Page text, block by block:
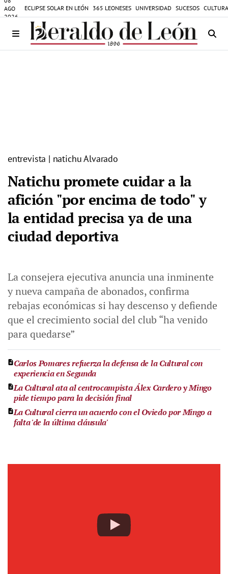
AGO
2026
ECLIPSE SOLAR EN LEÓN 365 LEONESES UNIVERSIDAD SUCESOS
entrevista | natichu Alvarado
Natichu promete cuidar a la
afición "por encima de todo" y
la entidad precisa ya de una
ciudad deportiva
La consejera ejecutiva anuncia una inminente
y nueva campaña de abonados, confirma
rebajas económicas si hay descenso y defiende
que el crecimiento social del club “ha venido
para quedarse”
Carlos Pomares refuerza la defensa de la Cultural con
experiencia en Segunda
La Cultural ata al centrocampista Álex Cardero y Mingo
pide tiempo para la decisión final
La Cultural cierra un acuerdo con el Oviedo por Mingo a
falta 'de la última cláusula'